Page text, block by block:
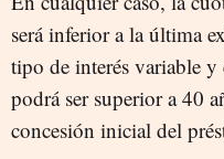
será inferior a la última
tipo de interés variable
podrá ser superior a 40
concesión inicial del